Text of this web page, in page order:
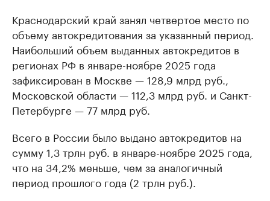
Краснодарский край занял четвертое место по
объему автокредитования за указанный период.
Наибольший объем выданных автокредитов в
регионах РФ в январе-ноябре 2025 года
зафиксирован в Москве — 128,9 млрд руб.,
Московской области — 112,3 млрд руб. и Санкт-
Петербурге — 77 млрд руб.
Всего в России было выдано автокредитов на
сумму 1,3 трлн руб. в январе-ноябре 2025 года,
что на 34,2% меньше, чем за аналогичный
период прошлого года (2 трлн руб.).